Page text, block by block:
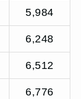
5,984
6,248
6,512
6,776